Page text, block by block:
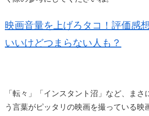
映画音量を上げろタコ！評価感
いいけどつまらない人も？
「転々」「インスタント沼」など、まさ
う言葉がピッタリの映画を撮っている映